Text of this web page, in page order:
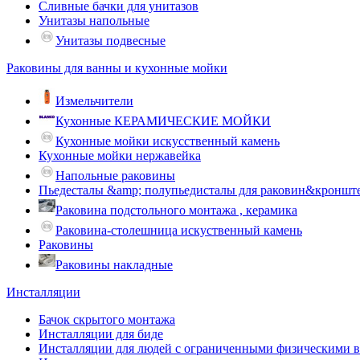
Сливные бачки для унитазов
Унитазы напольные
Унитазы подвесные
Раковины для ванны и кухонные мойки
Измельчители
Кухонные КЕРАМИЧЕСКИЕ МОЙКИ
Кухонные мойки искусственный камень
Кухонные мойки нержавейка
Напольные раковины
Пьедесталы &amp; полупьедисталы для
Раковина подстольного монтажа , керамика
Раковина-столешница искуственный камень
Раковины
Раковины накладные
Инсталляции
Бачок скрытого монтажа
Инсталляции для биде
Инсталляции для людей с ограниченными физическими